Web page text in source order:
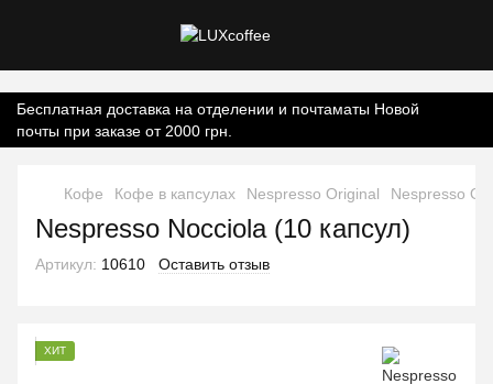
Бесплатная доставка на отделении и почтаматы Новой
почты при заказе от 2000 грн.
Кофе Кофе в капсулах Nespresso Original Nespresso
Nespresso Nocciola (10 капсул)
Артикул: 10610 Оставить отзыв
ХИТ